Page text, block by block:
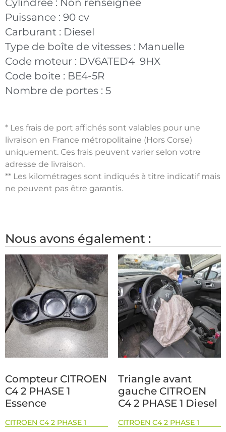
Cylindrée : Non renseignée
Puissance : 90 cv
Carburant : Diesel
Type de boîte de vitesses : Manuelle
Code moteur : DV6ATED4_9HX
Code boite : BE4-5R
Nombre de portes : 5
* Les frais de port affichés sont valables pour une
livraison en France métropolitaine (Hors Corse)
uniquement. Ces frais peuvent varier selon votre
adresse de livraison.
** Les kilométrages sont indiqués à titre indicatif mais
ne peuvent pas être garantis.
Nous avons également :
Compteur CITROEN
C4 2 PHASE 1
Essence
CITROEN C4 2 PHASE 1
Triangle avant
gauche CITROEN
C4 2 PHASE 1 Diesel
CITROEN C4 2 PHASE 1